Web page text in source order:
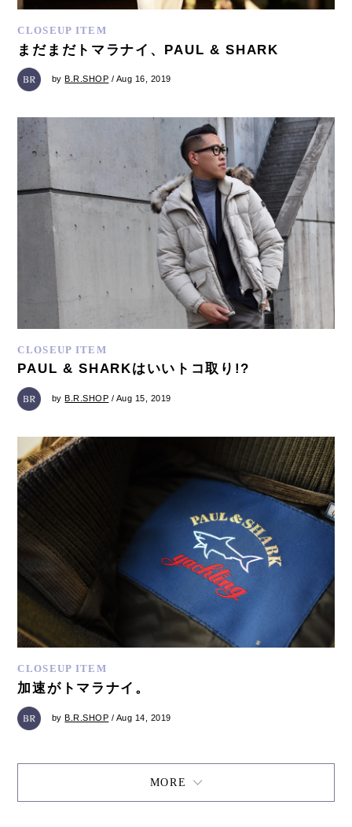
CLOSEUP ITEM
まだまだトマラナイ、PAUL & SHARK
by B.R.SHOP / Aug 16, 2019
CLOSEUP ITEM
PAUL & SHARKはいいトコ取り!?
byB.R.SHOP / Aug 15, 2019
CLOSEUP ITEM
加速がトマラナイ。
byB.R.SHOP / Aug 14, 2019
MORE